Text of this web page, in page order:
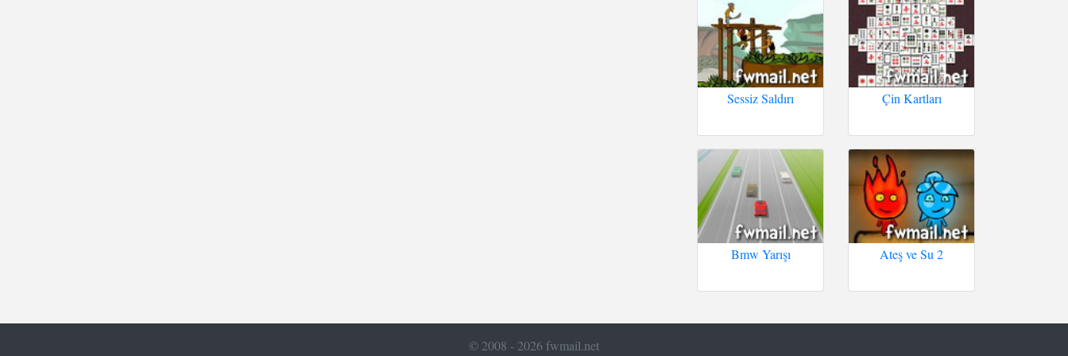
Sessiz Saldırı Çin Kartları
Bmw Yarışı Ateş ve Su 2
© 2008 - 2026 fwmail.net